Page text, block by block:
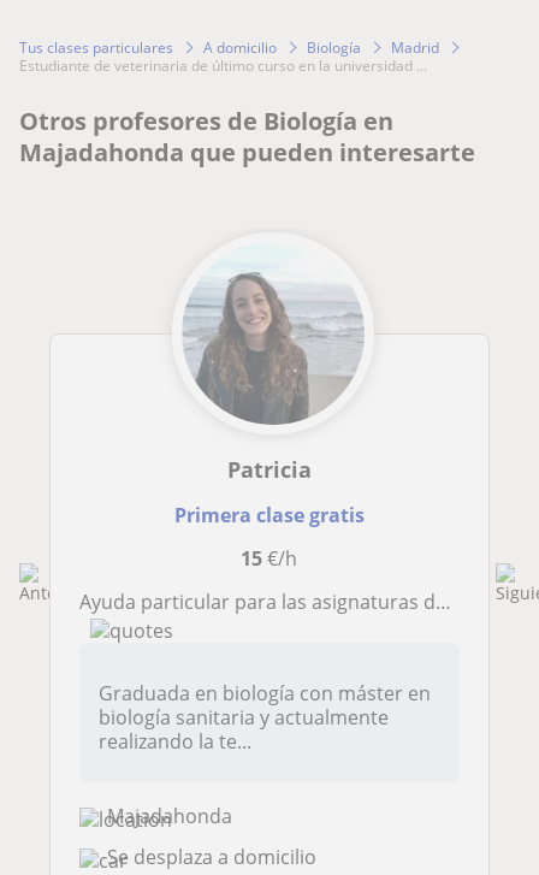
Tus clases particulares A domicilio Biología
Madrid
estudiante de veterinaria de último curso en la universidad ...
Otros profesores de Biología en
Majadahonda que pueden interesarte
Patricia
Primera clase gratis
15€/h
Ayuda particular para las asignaturas de biología, matemáticas y química para primaria y hasta tercero de la ESO
Graduada en biología con máster en
biología sanitaria y actualmente
realizando la te...
Majadahonda
Se desplaza a domicilio